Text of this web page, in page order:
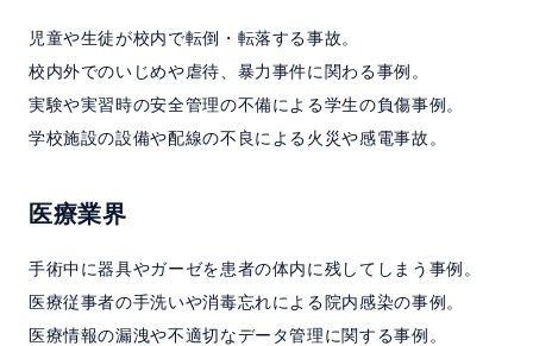
児童や生徒が校内で転倒・転落する事故。
校内外でのいじめや虐待、暴力事件に関わる事例。
実験や実習時の安全管理の不備による学生の負傷事例。
学校施設の設備や配線の不良による火災や感電事故。
医療業界
手術中に器具やガーゼを患者の体内に残してしまう事例。
医療従事者の手洗いや消毒忘れによる院内感染の事例。
医療情報の漏洩や不適切なデータ管理に関する事例。